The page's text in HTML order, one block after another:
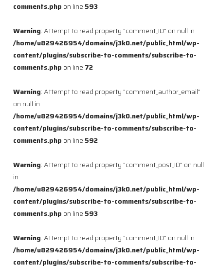
comments.php on line 593
Warning: Attempt to read property "comment_ID" on null in
/home/u829426954/domains/j3k0.net/public_html/wp-
content/plugins/subscribe-to-comments/subscribe-to-
comments.php on line 72
Warning: Attempt to read property "comment_author_email"
on null in
/home/u829426954/domains/j3k0.net/public_html/wp-
content/plugins/subscribe-to-comments/subscribe-to-
comments.php on line 592
Warning: Attempt to read property "comment_post_ID" on null
in
/home/u829426954/domains/j3k0.net/public_html/wp-
content/plugins/subscribe-to-comments/subscribe-to-
comments.php on line 593
Warning: Attempt to read property "comment_ID" on null in
/home/u829426954/domains/j3k0.net/public_html/wp-
content/plugins/subscribe-to-comments/subscribe-to-